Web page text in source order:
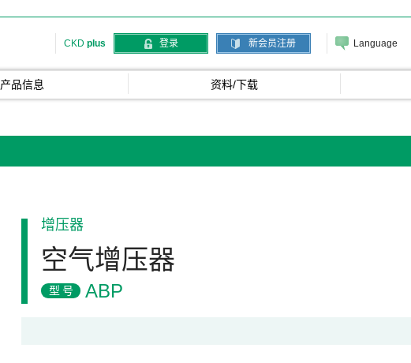
CKD plus 登录 新会员注册 Language
产品信息 资料/下载
增压器
空气增压器
型号 ABP